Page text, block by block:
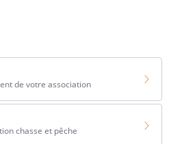
de votre association
chasse et pêche